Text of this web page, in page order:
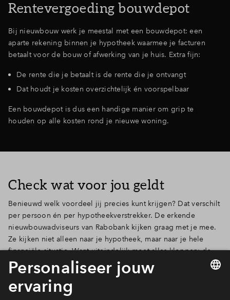
Rentevergoeding bouwdepot
Bij nieuwbouw werk je meestal met een bouwdepot: een
aparte rekening binnen je hypotheek waarmee je facturen
betaalt voor de bouw of afwerking van je huis. Extra fijn:
De rente die je betaalt is de rente die je ontvangt
Dat houdt je kosten overzichtelijk én voorspelbaar
Een bouwdepot is dus een handige manier om grip te
houden op alle kosten rond je nieuwe woning.
Check wat voor jou geldt
Benieuwd welk voordeel jij precies kunt krijgen? Dat verschilt
per persoon én per hypotheekverstrekker. De erkende
nieuwbouwadviseurs van Rabobank kijken graag met je mee.
Ze kijken niet alleen naar je hypotheek, maar naar je hele
financiële situatie. Want uiteindelijk moet alles kloppen: de
woning én het advies.
Meer informatie